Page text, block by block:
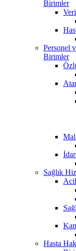
Birimler
Personel
Birimler
Sağlık
Hasta